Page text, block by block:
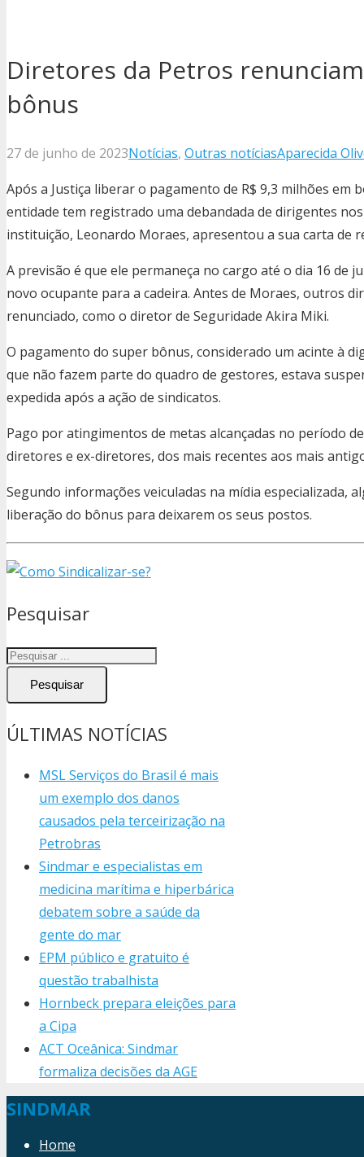
Diretores da Petros
bônus
27 de junho de 2023Notícias, Outras notíciasAparecida
Após a Justiça liberar o pagamento de R$ 9,3 milhões em
entidade tem registrado uma debandada de dirigentes
instituição, Leonardo Moraes, apresentou a sua carta de
A previsão é que ele permaneça no cargo até o dia 16 de
novo ocupante para a cadeira. Antes de Moraes, outros
renunciado, como o diretor de Seguridade Akira Miki.
O pagamento do super bônus, considerado um acinte à
que não fazem parte do quadro de gestores, estava
expedida após a ação de sindicatos.
Pago por atingimentos de metas alcançadas no período
diretores e ex-diretores, dos mais recentes aos mais
Segundo informações veiculadas na mídia especializada,
liberação do bônus para deixarem os seus postos.
Pesquisar
Pesquisar
ÚLTIMAS NOTÍCIAS
MSL Serviços do Brasil é mais
um exemplo dos danos
causados pela terceirização na
Petrobras
Sindmar e especialistas em
medicina marítima e hiperbárica
debatem sobre a saúde da
gente do mar
EPM público e gratuito é
questão trabalhista
Hornbeck prepara eleições para
a Cipa
ACT Oceânica: Sindmar
formaliza decisões da AGE
SINDMAR
Home